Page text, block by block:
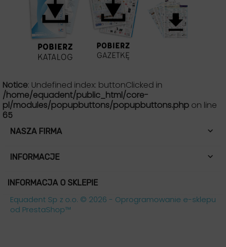
Notice: Undefined index: buttonClicked in
/home/equadent/public_html/core-
pl/modules/popupbuttons/popupbuttons.php on line
65
NASZA FIRMA 
INFORMACJE 
INFORMACJA O SKLEPIE
Equadent Sp z o.o. © 2026 - Oprogramowanie e-sklepu
od PrestaShop™